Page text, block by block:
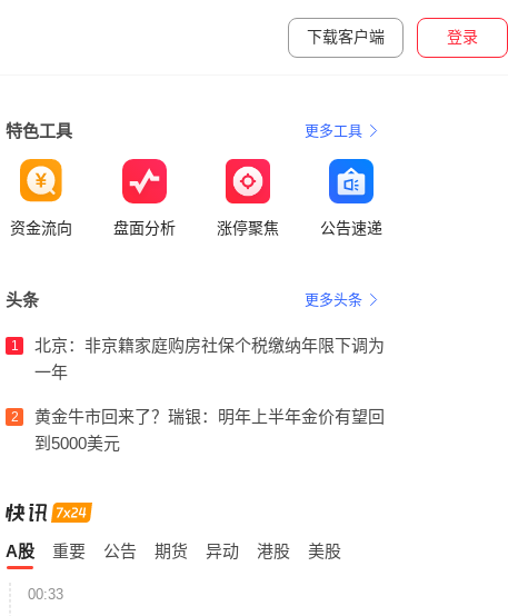
下载客户端 登录
特色工具 更多工具
资金流向 盘面分析 涨停聚焦 公告速递
头条 更多头条
1
北京：非京籍家庭购房社保个税缴纳年限下调为
一年
2
黄金牛市回来了？瑞银：明年上半年金价有望回
到5000美元
A股 重要 公告 期货 异动 港股 美股
00:33